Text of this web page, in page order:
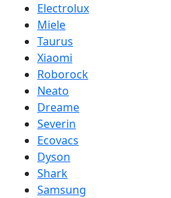
Electrolux
Miele
Taurus
Xiaomi
Roborock
Neato
Dreame
Severin
Ecovacs
Dyson
Shark
Samsung